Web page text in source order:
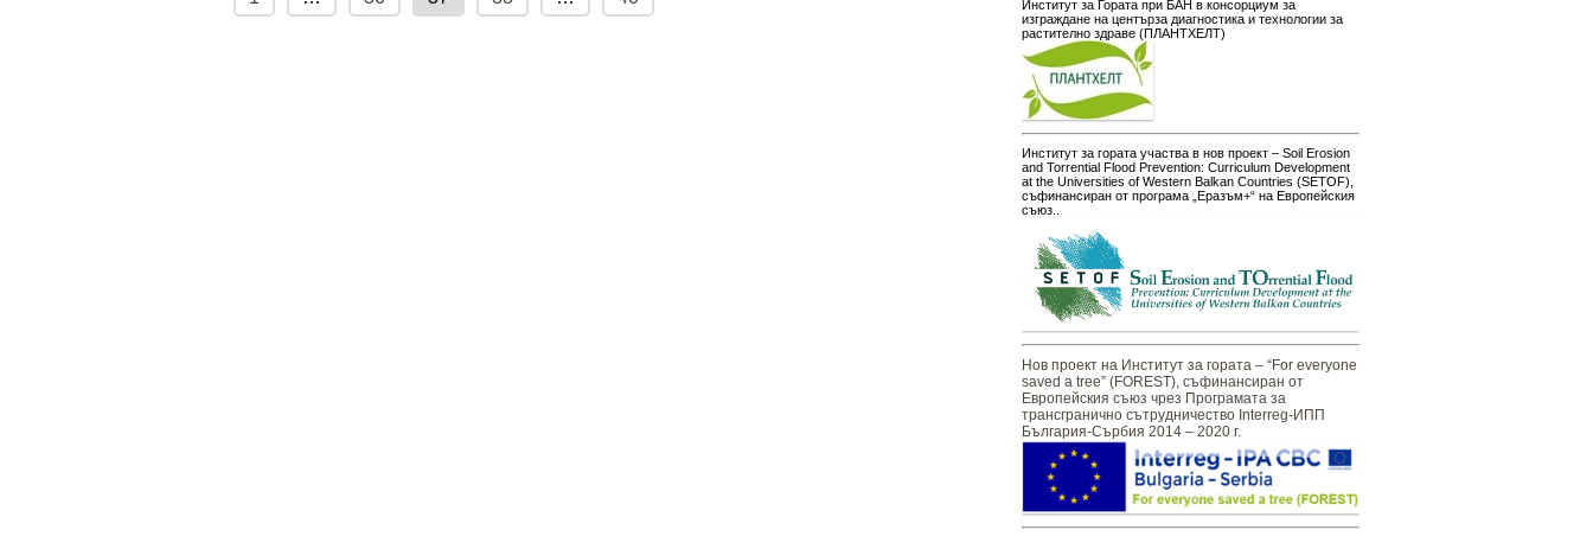
Институт за Гората при БАН в консорциум за
изграждане на центърза диагностика и технологии за
растително здраве (ПЛАНТХЕЛТ)
Институт за гората участва в нов проект – Soil Erosion
and Torrential Flood Prevention: Curriculum Development
at the Universities of Western Balkan Countries (SETOF),
съфинансиран от програма „Еразъм+“ на Европейския
съюз..
Нов проект на Институт за гората – “For everyone
saved a tree” (FOREST), съфинансиран от
Европейския съюз чрез Програмата за
трансгранично сътрудничество Interreg-ИПП
България-Сърбия 2014 – 2020 г.